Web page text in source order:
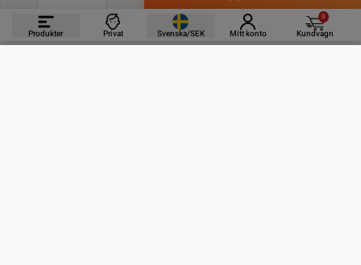
Produkter Privat Svenska/SEK Mitt konto
0
Kundvagn